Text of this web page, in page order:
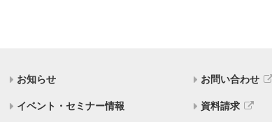
お知らせ
イベント・セミナー情報
お問い合わせ
資料請求